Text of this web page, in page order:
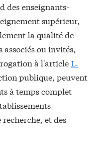
des enseignants-
supérieur,
la qualité de
ou invités,
à l'articleL.
publique, peuvent
à temps complet
et des